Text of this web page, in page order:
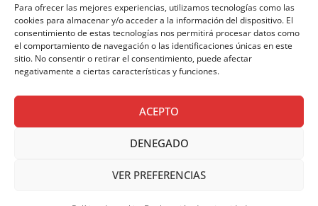
Para ofrecer las mejores experiencias, utilizamos tecnologías como las
cookies para almacenar y/o acceder a la información del dispositivo. El
consentimiento de estas tecnologías nos permitirá procesar datos como
el comportamiento de navegación o las identificaciones únicas en este
sitio. No consentir o retirar el consentimiento, puede afectar
negativamente a ciertas características y funciones.
ACEPTO
DENEGADO
VER PREFERENCIAS
AVISO LEGAL|POLÍTICA DE PRIVACIDAD|